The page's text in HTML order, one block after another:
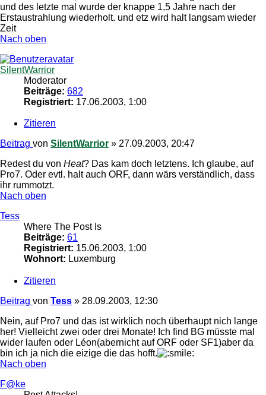
und des letzte mal wurde der knappe 1,5 Jahre nach der
Erstaustrahlung wiederholt. und etz wird halt langsam wieder
Zeit
Nach oben
SilentWarrior
Moderator
Beiträge: 682
Registriert: 17.06.2003, 1:00
Zitieren
Beitrag von SilentWarrior » 27.09.2003, 20:47
Redest du von Heat? Das kam doch letztens. Ich glaube, auf
Pro7. Oder evtl. halt auch ORF, dann wärs verständlich, dass
ihr rummotzt.
Nach oben
Tess
Where The Post Is
Beiträge: 61
Registriert: 15.06.2003, 1:00
Wohnort: Luxemburg
Zitieren
Beitrag von Tess » 28.09.2003, 12:30
Nein, auf Pro7 und das ist wirklich noch überhaupt nich lange
her! Vielleicht zwei oder drei Monate! Ich find BG müsste mal
wider laufen oder Léon(abernicht auf ORF oder SF1)aber da
bin ich ja nich die eizige die das hofft.
Nach oben
F@ke